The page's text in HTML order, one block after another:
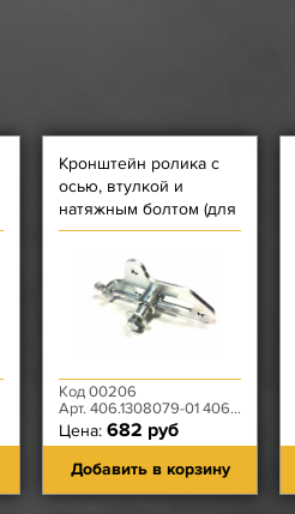
Кронштейн ролика с
осью, втулкой и
натяжным болтом (для
роликов 406.1308080-
21, 514.1308080)
Код 00206
Арт. 406.1308079-01 406.1308087-10 406.1308095-10/90-01
Цена: 682 руб
Добавить в корзину